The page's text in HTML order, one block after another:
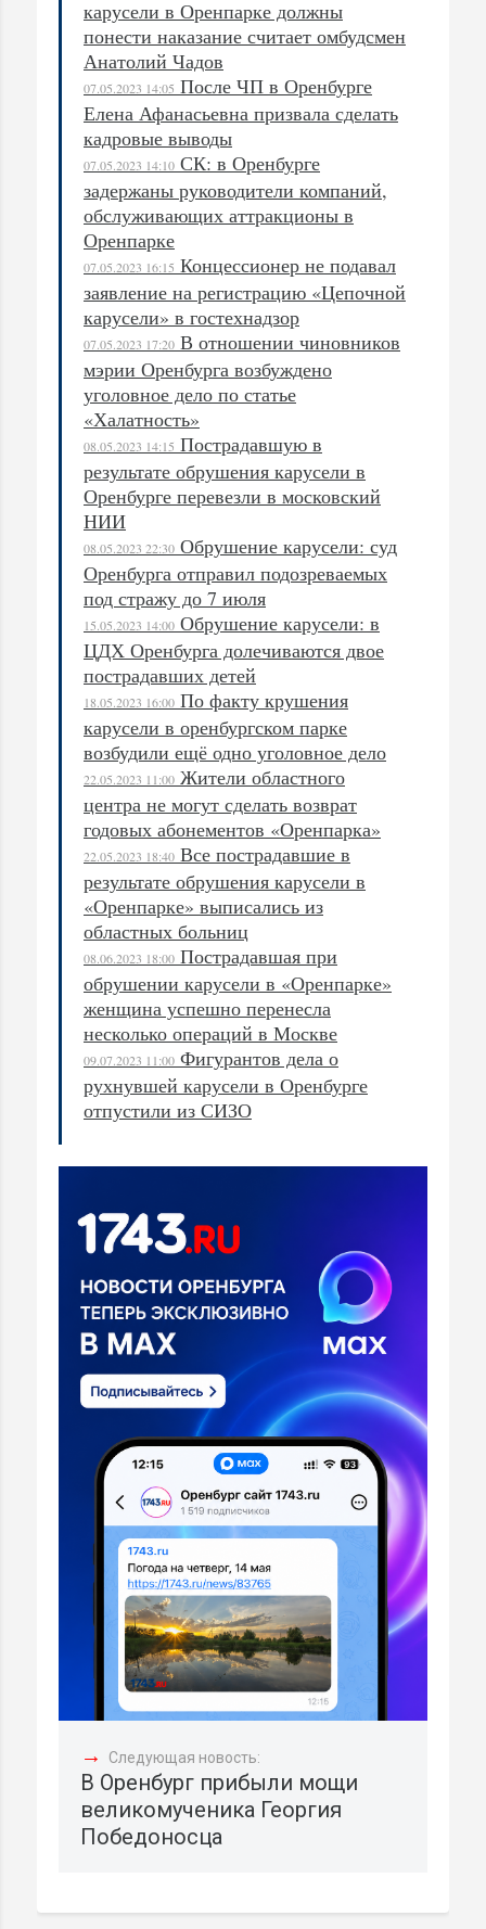
карусели в Оренпарке должны
понести наказание считает омбудсмен
Анатолий Чадов
07.05.2023 14:05 После ЧП в Оренбурге
Елена Афанасьевна призвала сделать
кадровые выводы
07.05.2023 14:10 СК: в Оренбурге
задержаны руководители компаний,
обслуживающих аттракционы в
Оренпарке
07.05.2023 16:15 Концессионер не подавал
заявление на регистрацию «Цепочной
карусели» в гостехнадзор
07.05.2023 17:20 В отношении чиновников
мэрии Оренбурга возбуждено
уголовное дело по статье
«Халатность»
08.05.2023 14:15 Пострадавшую в
результате обрушения карусели в
Оренбурге перевезли в московский
НИИ
08.05.2023 22:30 Обрушение карусели: суд
Оренбурга отправил подозреваемых
под стражу до 7 июля
15.05.2023 14:00 Обрушение карусели: в
ЦДХ Оренбурга долечиваются двое
пострадавших детей
18.05.2023 16:00 По факту крушения
карусели в оренбургском парке
возбудили ещё одно уголовное дело
22.05.2023 11:00 Жители областного
центра не могут сделать возврат
годовых абонементов «Оренпарка»
22.05.2023 18:40 Все пострадавшие в
результате обрушения карусели в
«Оренпарке» выписались из
областных больниц
08.06.2023 18:00 Пострадавшая при
обрушении карусели в «Оренпарке»
женщина успешно перенесла
несколько операций в Москве
09.07.2023 11:00 Фигурантов дела о
рухнувшей карусели в Оренбурге
отпустили из СИЗО
→ Следующая новость:
В Оренбург прибыли мощи
великомученика Георгия
Победоносца